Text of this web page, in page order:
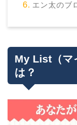
エン太のブ
My List（マ
は？